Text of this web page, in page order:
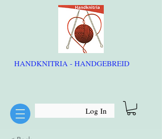
HANDKNITRIA - HANDGEBREID
Log In